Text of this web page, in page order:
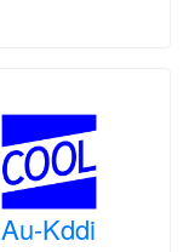
Au-Kddi